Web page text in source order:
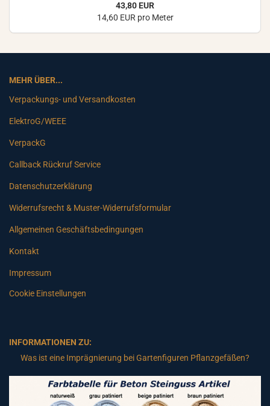
43,80 EUR
14,60 EUR pro Meter
MEHR ÜBER...
Verpackungs- und Versandkosten
ElektroG/WEEE
VerpackG
Callback Rückruf Service
Datenschutzerklärung
Widerrufsrecht & Muster-Widerrufsformular
Allgemeinen Geschäftsbedingungen
Kontakt
Impressum
Cookie Einstellungen
INFORMATIONEN ZU:
Was ist eine Imprägnierung bei Gartenfiguren Pflanzgefäßen?